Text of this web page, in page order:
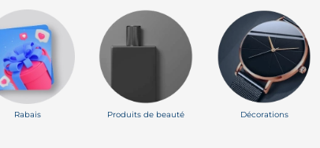
Rabais Produits de beauté Décorations